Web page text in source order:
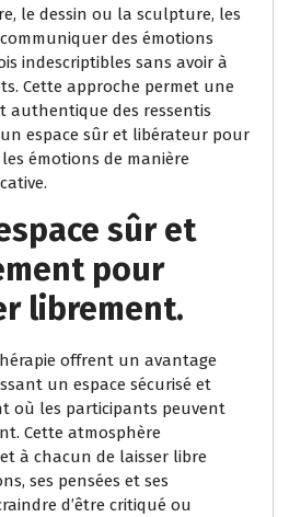
le dessin ou la sculpture, les
des émotions
indescriptibles sans avoir à
Cette approche permet une
authentique des ressentis
espace sûr et libérateur pour
émotions de manière
sûr et
pour
librement.
offrent un avantage
un espace sécurisé et
où les participants peuvent
Cette atmosphère
à chacun de laisser libre
ses pensées et ses
d’être critiqué ou